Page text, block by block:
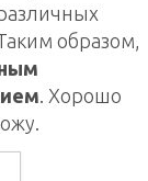
образом,
. Хорошо